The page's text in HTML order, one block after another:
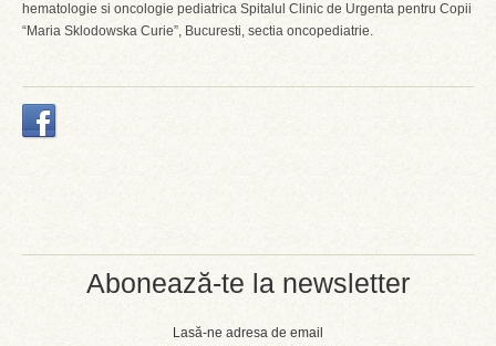
Abonează-te la newsletter
Lasă-ne adresa de email
hematologie si oncologie pediatrica Spitalul Clinic de Urgenta pentru Copii
“Maria Sklodowska Curie”, Bucuresti, sectia oncopediatrie.